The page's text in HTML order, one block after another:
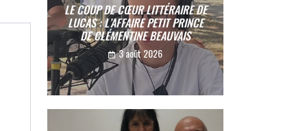
LE COUP DE CŒUR LITTÉRAIRE DE
LUCAS : L’AFFAIRE PETIT PRINCE
DE CLÉMENTINE BEAUVAIS
3 août 2026